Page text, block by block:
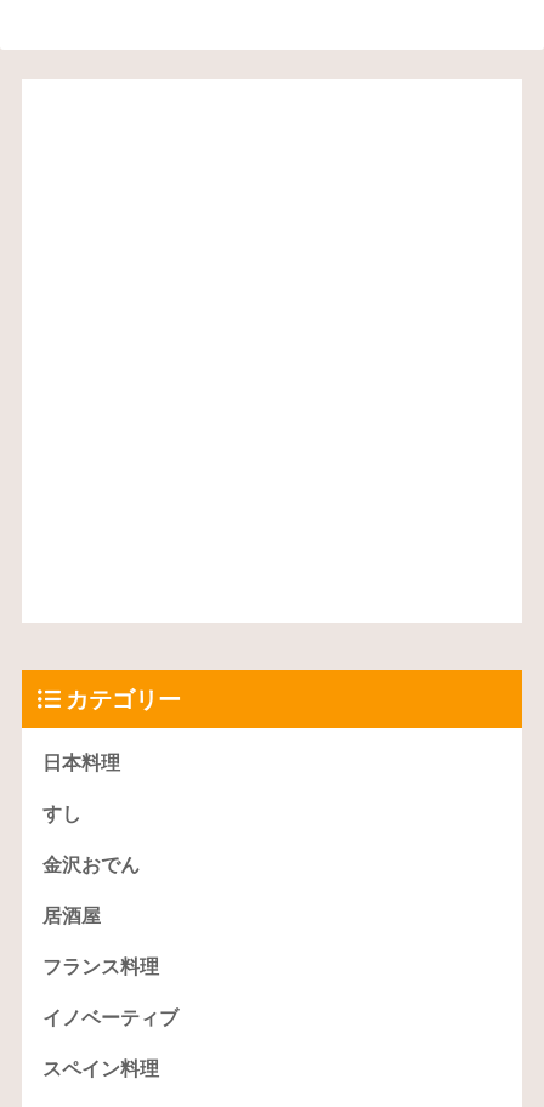
カテゴリー
日本料理
すし
金沢おでん
居酒屋
フランス料理
イノベーティブ
スペイン料理